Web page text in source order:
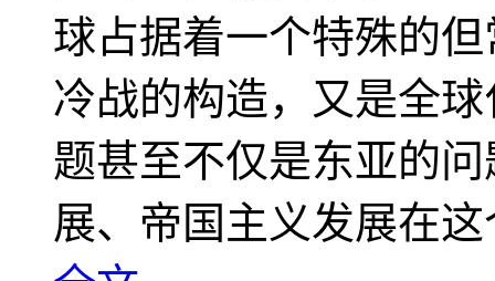
球占据着一个特殊的
冷战的构造，又是全
题甚至不仅是东亚的
展、帝国主义发展在